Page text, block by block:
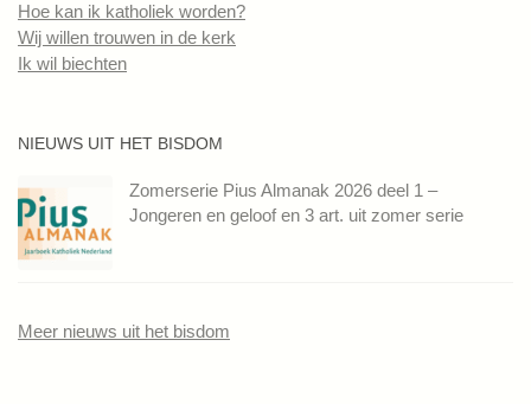
Hoe kan ik katholiek worden?
Wij willen trouwen in de kerk
Ik wil biechten
NIEUWS UIT HET BISDOM
Zomerserie Pius Almanak 2026 deel 1 –
Jongeren en geloof en 3 art. uit zomer serie
Meer nieuws uit het bisdom